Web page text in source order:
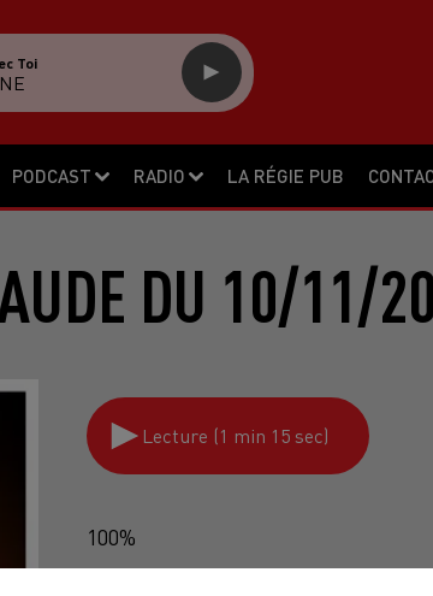
PODCAST RADIO LA RÉGIE PUB
Toi
DU 10/11/
Lecture (1 min 15 sec)
100%